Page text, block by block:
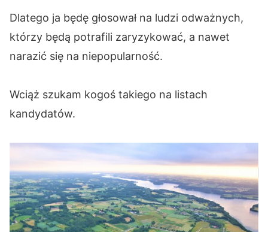
Dlatego ja będę głosował na ludzi odważnych,
którzy będą potrafili zaryzykować, a nawet
narazić się na niepopularność.
Wciąż szukam kogoś takiego na listach
kandydatów.